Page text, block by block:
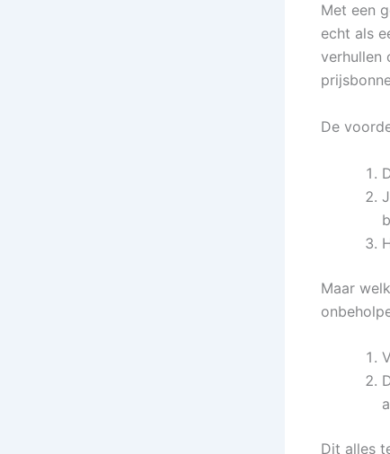
Met een
echt als
verhullen
De
Maar
Dit alles